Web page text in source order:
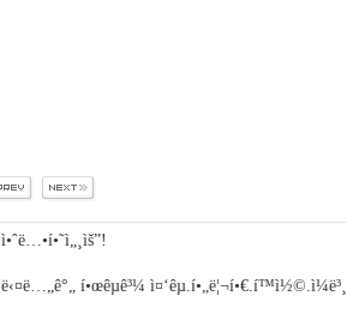
ì•ˆë…•í•˜ì„¸ìš”!
ë‹¤ë…„ê°„ í•œêµ­ê³¼